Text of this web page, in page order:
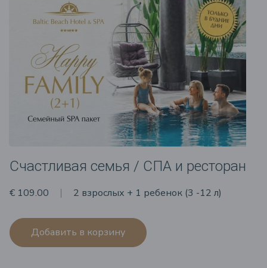
Счастливая семья / СПА и ресторан
€ 109.00 2 взрослых + 1 ребенок (3 -12 л)
Добавить в корзину